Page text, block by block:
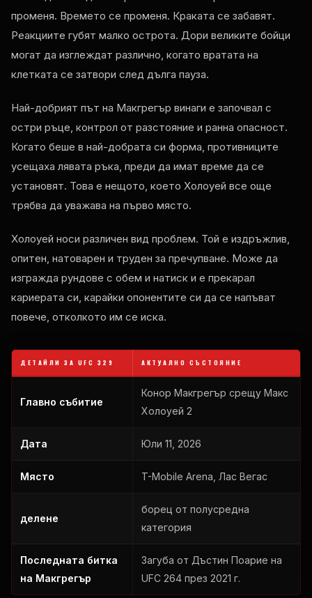
променя. Времето се променя. Краката се забавят.
Реакциите губят малко острота. Дори великите бойци
могат да изглеждат различно, когато вратата на
клетката се затвори след дълга пауза.
Най-добрият път на Макгрегър винаги е започвал с
остри ръце, контрол от разстояние и ранна опасност.
Когато беше в най-добрата си форма, противниците
усещаха лявата ръка, преди да имат време да се
установят. Това е нещото, което Холоуей все още
трябва да уважава на първо място.
Холоуей носи различен вид проблем. Той е издръжлив,
опитен, натоварен и труден за пречупване. Може да
изгражда рундове с обем и натиск и е прекарал
кариерата си, карайки опонентите си да се напъват
повече, отколкото им се иска.
ДЕТАЙЛИ ЗА UFC 329 АКТУАЛНО СЪСТОЯНИЕ
Главно събитие
Конор Макгрегър срещу Макс
Холоуей 2
Дата Юли 11, 2026
Място T-Mobile Arena, Лас Вегас
делене
борец от полусредна
категория
Последната битка
на Макгрегър
Загуба от Дъстин Поарие на
UFC 264 през 2021 г.